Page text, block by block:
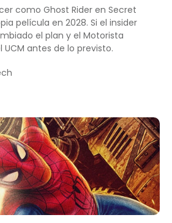
como Ghost Rider en Secret
película en 2028. Si el insider
el plan y el Motorista
antes de lo previsto.